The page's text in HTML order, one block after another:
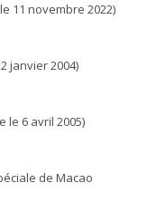
11 novembre 2022)
janvier 2004)
le 6 avril 2005)
de Macao